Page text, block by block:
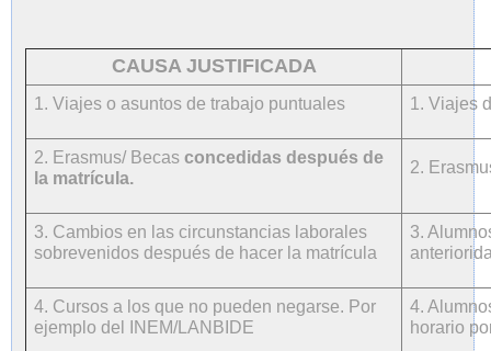
CAUSA JUSTIFICADA
1. Viajes o asuntos de trabajo puntuales 1. Viajes
2. Erasmus/ Becas concedidas después de
la matrícula.
2.
3. Cambios en las circunstancias laborales
sobrevenidos después de hacer la matrícula
3.
4. Cursos a los que no pueden negarse. Por
ejemplo del INEM/LANBIDE
4.
horario